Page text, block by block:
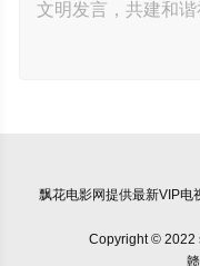
飘花电影网提供最新VIP电
Copyright © 2022